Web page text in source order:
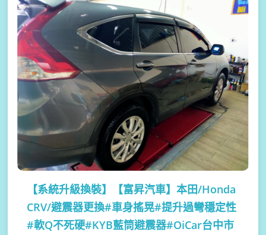
【系統升級換裝】
【富昇汽車】本田/Honda
CRV/避震器更換#車身搖晃#提升過彎穩定性
#軟Q不死硬#KYB藍筒避震器#OiCar台中市